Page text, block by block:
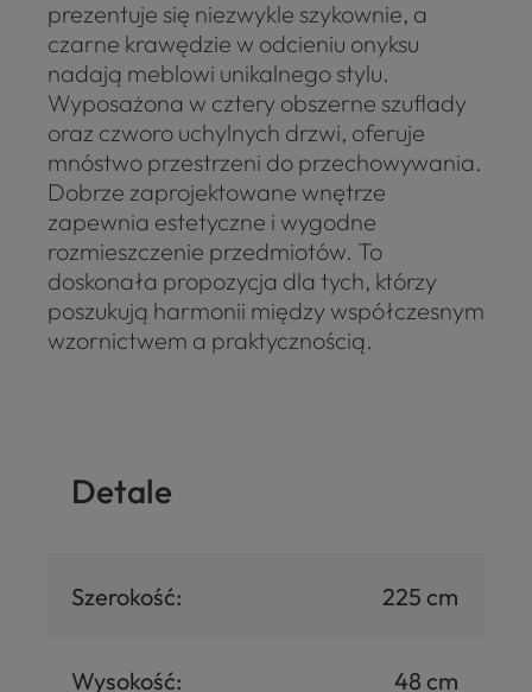
prezentuje się niezwykle szykownie, a
czarne krawędzie w odcieniu onyksu
nadają meblowi unikalnego stylu.
Wyposażona w cztery obszerne szuflady
oraz czworo uchylnych drzwi, oferuje
mnóstwo przestrzeni do przechowywania.
Dobrze zaprojektowane wnętrze
zapewnia estetyczne i wygodne
rozmieszczenie przedmiotów. To
doskonała propozycja dla tych, którzy
poszukują harmonii między współczesnym
wzornictwem a praktycznością.
Detale
Szerokość: 225 cm
Wysokość: 48 cm